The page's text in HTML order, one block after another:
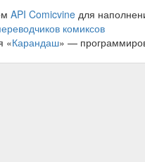
API Comicvine для
комиксов
«Карандаш» —